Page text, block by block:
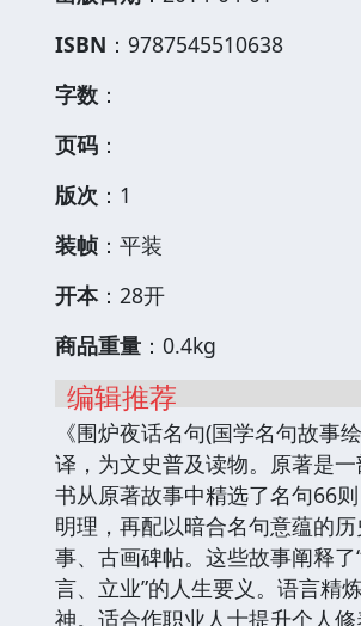
ISBN ：9787545510638
字数 ：
页码 ：
版次 ：1
装帧 ：平装
开本：28开
商品重量 ：0.4kg
编辑推荐
《围炉夜话名句(国学名句故事
译，为文史普及读物。原著是
书从原著故事中精选了名句66则
明理，再配以暗合名句意蕴的
事、古画碑帖。这些故事阐释了
言、立业”的人生要义。语言精
神。适合作职业人士提升个人修